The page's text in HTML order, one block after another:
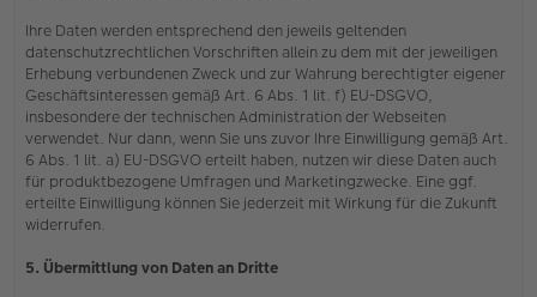
Ihre Daten werden entsprechend den jeweils geltenden
datenschutzrechtlichen Vorschriften allein zu dem mit der jeweiligen
Erhebung verbundenen Zweck und zur Wahrung berechtigter eigener
Geschäftsinteressen gemäß Art. 6 Abs. 1 lit. f) EU-DSGVO,
insbesondere der technischen Administration der Webseiten
verwendet. Nur dann, wenn Sie uns zuvor Ihre Einwilligung gemäß Art.
6 Abs. 1 lit. a) EU-DSGVO erteilt haben, nutzen wir diese Daten auch
für produktbezogene Umfragen und Marketingzwecke. Eine ggf.
erteilte Einwilligung können Sie jederzeit mit Wirkung für die Zukunft
widerrufen.
5. Übermittlung von Daten an Dritte